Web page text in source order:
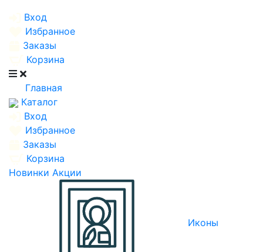
Вход
Избранное
Заказы
Корзина
Главная
Каталог
Вход
Избранное
Заказы
Корзина
Новинки Акции
Иконы